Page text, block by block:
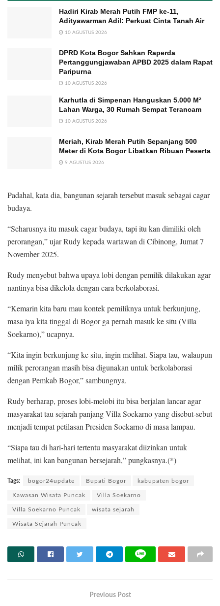
Hadiri Kirab Merah Putih FMP ke-11,
Adityawarman Adil: Perkuat Cinta Tanah Air
10 AGUSTUS 2026
DPRD Kota Bogor Sahkan Raperda
Pertanggungjawaban APBD 2025 dalam Rapat
Paripurna
10 AGUSTUS 2026
Karhutla di Simpenan Hanguskan 5.000 M²
Lahan Warga, 30 Rumah Sempat Terancam
10 AGUSTUS 2026
Meriah, Kirab Merah Putih Sepanjang 500
Meter di Kota Bogor Libatkan Ribuan Peserta
9 AGUSTUS 2026
Padahal, kata dia, bangunan sejarah tersebut masuk sebagai cagar
budaya.
“Seharusnya itu masuk cagar budaya, tapi itu kan dimiliki oleh
perorangan,” ujar Rudy kepada wartawan di Cibinong, Jumat 7
November 2025.
Rudy menyebut bahwa upaya lobi dengan pemilik dilakukan agar
nantinya bisa dikelola dengan cara berkolaborasi.
“Kemarin kita baru mau kontek pemiliknya untuk berkunjung,
masa iya kita tinggal di Bogor ga pernah masuk ke situ (Villa
Soekarno),” ucapnya.
“Kita ingin berkunjung ke situ, ingin melihat. Siapa tau, walaupun
milik perorangan masih bisa digunakan untuk berkolaborasi
dengan Pemkab Bogor,” sambungnya.
Rudy berharap, proses lobi-melobi itu bisa berjalan lancar agar
masyarakat tau sejarah panjang Villa Soekarno yang disebut-sebut
menjadi tempat petilasan Presiden Soekarno di masa lampau.
“Siapa tau di hari-hari tertentu masyarakat diizinkan untuk
melihat, ini kan bangunan bersejarah,” pungkasnya.(*)
Tags: bogor24update Bupati Bogor kabupaten bogor
Kawasan Wisata Puncak Villa Soekarno
Villa Soekarno Puncak wisata sejarah
Wisata Sejarah Puncak
Previous Post